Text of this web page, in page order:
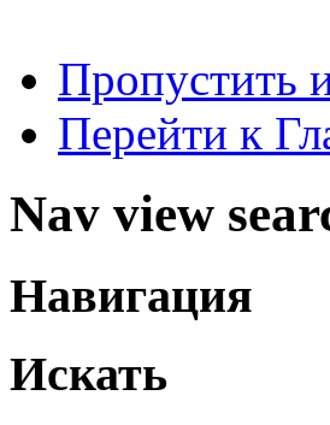
Пропустить
Перейти к
Nav view
Навигация
Искать